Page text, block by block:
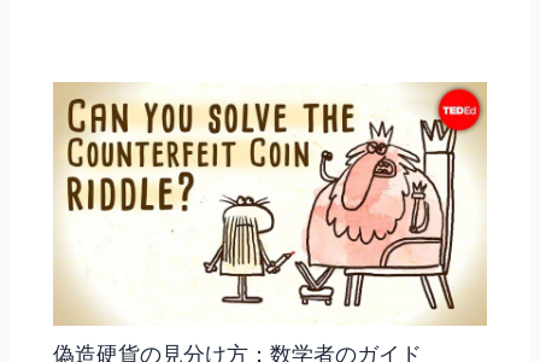
偽造硬貨の見分け方：数学者のガイド